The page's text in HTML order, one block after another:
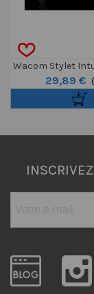
Wacom Stylet
Bleu
29,89 €